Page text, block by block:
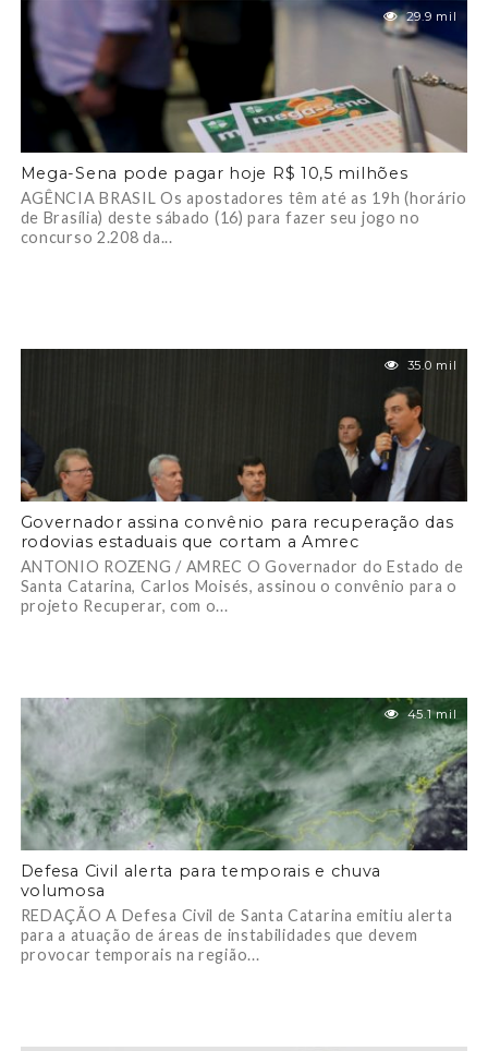
29.9 mil
Mega-Sena pode pagar hoje R$ 10,5 milhões
AGÊNCIA BRASIL Os apostadores têm até as 19h (horário
de Brasília) deste sábado (16) para fazer seu jogo no
concurso 2.208 da...
35.0 mil
Governador assina convênio para recuperação das
rodovias estaduais que cortam a Amrec
ANTONIO ROZENG / AMREC O Governador do Estado de
Santa Catarina, Carlos Moisés, assinou o convênio para o
projeto Recuperar, com o...
45.1 mil
Defesa Civil alerta para temporais e chuva
volumosa
REDAÇÃO A Defesa Civil de Santa Catarina emitiu alerta
para a atuação de áreas de instabilidades que devem
provocar temporais na região...